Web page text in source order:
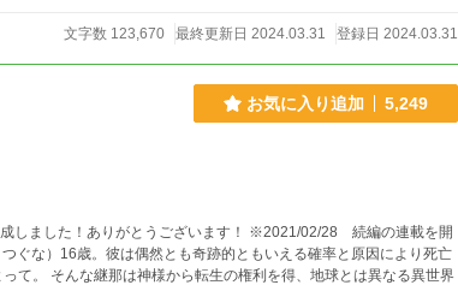
文字数 123,670 最終更新日 2024.03.31 登録日 2024.03.31
お気に入り追加 5,249
ました！ありがとうございます！ ※2021/02/28 続編の連載を開
て。 そんな継那は神様から転生の権利を得、地球とは異なる異世界